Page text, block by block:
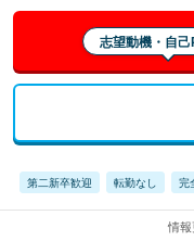
志望動機・自
第二新卒歓迎 転勤なし 完
情報